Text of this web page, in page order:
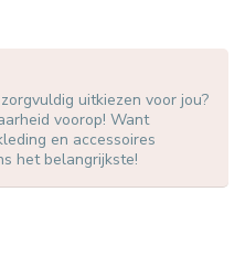
uitkiezen voor jou?
voorop! Want
en accessoires
het belangrijkste!